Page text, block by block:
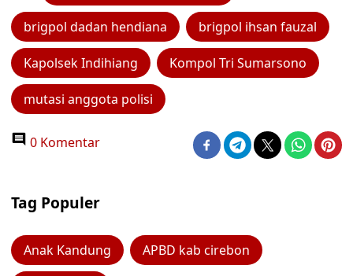
brigpol dadan hendiana brigpol ihsan fauzal
Kapolsek Indihiang Kompol Tri Sumarsono
mutasi anggota polisi
0 Komentar
Tag Populer
Anak Kandung APBD kab cirebon